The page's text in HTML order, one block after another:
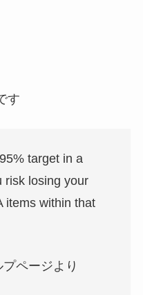
す
target in a
risk losing your
items within that
ページより